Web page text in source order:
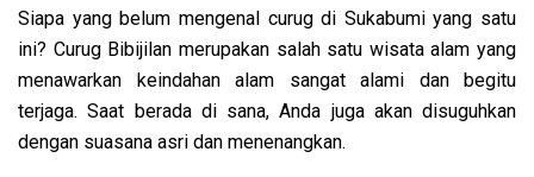
Siapa yang belum mengenal curug di Sukabumi yang satu
ini? Curug Bibijilan merupakan salah satu wisata alam yang
menawarkan keindahan alam sangat alami dan begitu
terjaga. Saat berada di sana, Anda juga akan disuguhkan
dengan suasana asri dan menenangkan.